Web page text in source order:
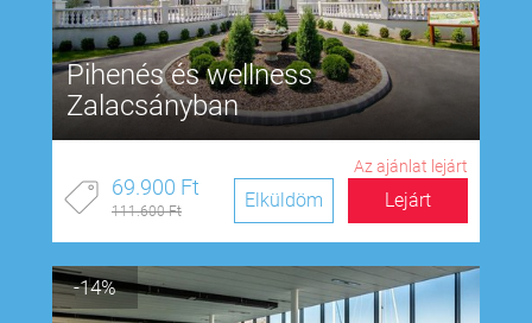
Pihenés és wellness
Zalacsányban
Az ajánlat lejárt
69.900 Ft
111.600 Ft Lejárt
Elküldöm
-14%